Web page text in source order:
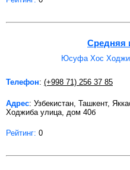
Средняя
Юсуфа Хос
Телефон: (+998 71) 256 37 85
Адрес: Узбекистан, Ташкент,
Ходжиба улица, дом 40б
Рейтинг: 0